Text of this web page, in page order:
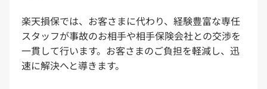
楽天損保では、お客さまに代わり、経験豊富な専任
スタッフが事故のお相手や相手保険会社との交渉を
一貫して行います。お客さまのご負担を軽減し、迅
速に解決へと導きます。